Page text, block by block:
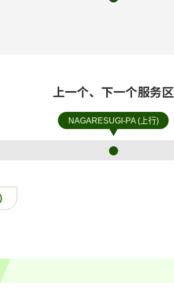
上一个、下一个服务区
NAGARESUGI-PA (上行)